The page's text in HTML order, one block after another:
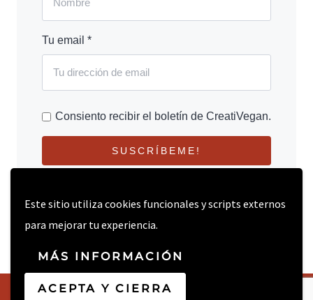
Este sitio utiliza cookies funcionales y scripts externos
para mejorar tu experiencia.
MÁS INFORMACIÓN
ACEPTA Y CIERRA
Tu email *
Consiento recibir el boletín de CreatiVegan.
SUSCRÍBEME!